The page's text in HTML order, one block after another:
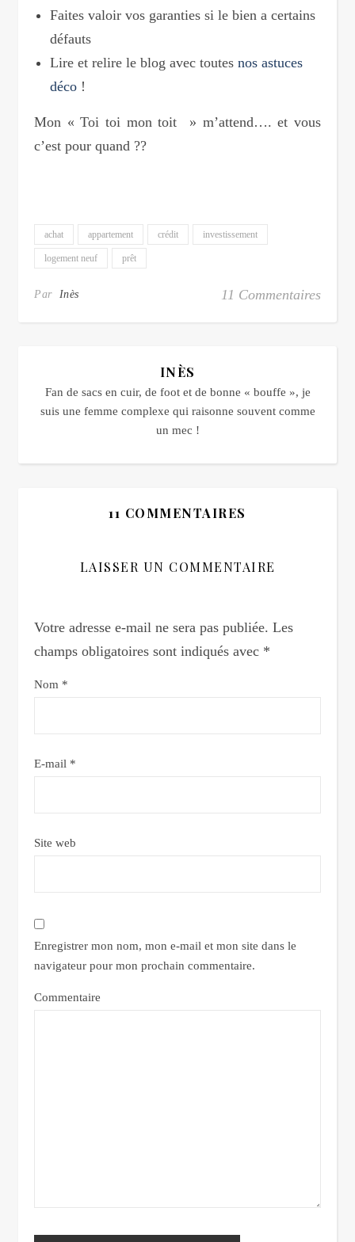
Faites valoir vos garanties si le bien a certains
défauts
Lire et relire le blog avec toutes nos astuces
déco !
Mon « Toi toi mon toit » m’attend…. et vous
c’est pour quand ??
achat appartement crédit investissement
logement neuf prêt
Par Inès 11 Commentaires
INÈS
Fan de sacs en cuir, de foot et de bonne « bouffe », je
suis une femme complexe qui raisonne souvent comme
un mec !
11 COMMENTAIRES
LAISSER UN COMMENTAIRE
Votre adresse e-mail ne sera pas publiée. Les
champs obligatoires sont indiqués avec *
Nom *
E-mail *
Site web
Enregistrer mon nom, mon e-mail et mon site dans le
navigateur pour mon prochain commentaire.
Commentaire